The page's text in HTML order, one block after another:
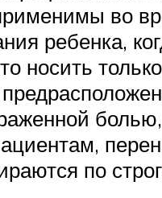
во
ребенка,
носить
по